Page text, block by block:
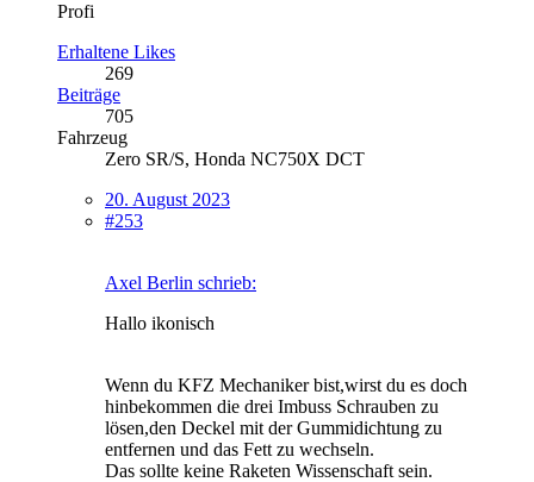
Profi
Erhaltene Likes
269
Beiträge
705
Fahrzeug
Zero SR/S, Honda NC750X DCT
20. August 2023
#253
Axel Berlin schrieb:
Hallo ikonisch
Wenn du KFZ Mechaniker bist,wirst du es doch
hinbekommen die drei Imbuss Schrauben zu
lösen,den Deckel mit der Gummidichtung zu
entfernen und das Fett zu wechseln.
Das sollte keine Raketen Wissenschaft sein.